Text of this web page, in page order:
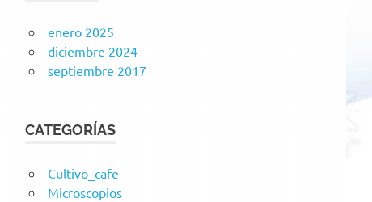
enero 2025
diciembre 2024
septiembre 2017
CATEGORÍAS
Cultivo_cafe
Microscopios